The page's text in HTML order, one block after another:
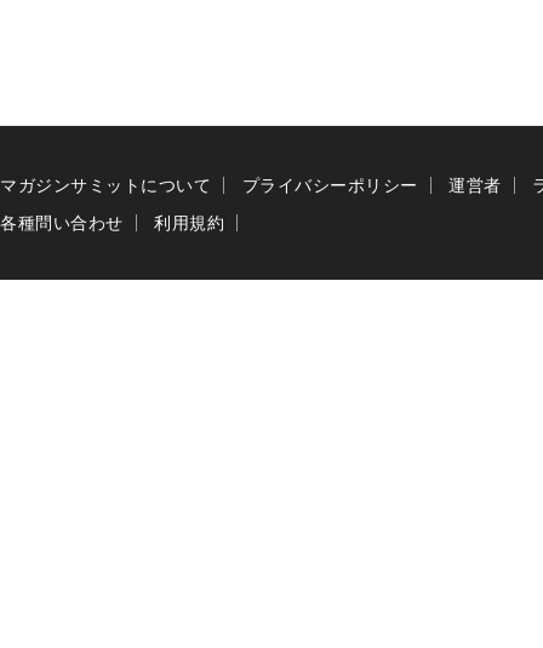
マガジンサミットについて プライバシーポリシー 運営者
各種問い合わせ
利用規約